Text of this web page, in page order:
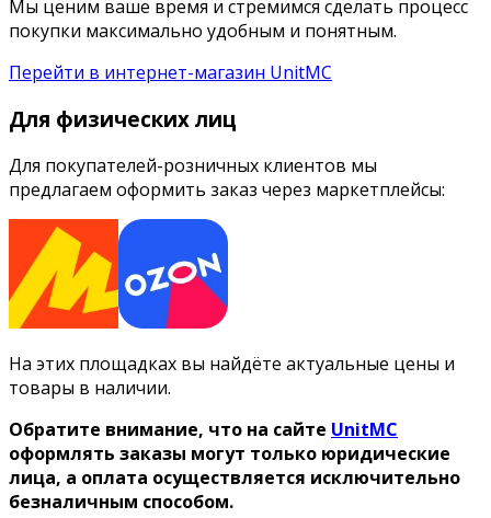
Мы ценим ваше время и стремимся сделать процесс
покупки максимально удобным и понятным.
Перейти в интернет-магазин UnitMC
Для физических лиц
Для покупателей-розничных клиентов мы
предлагаем оформить заказ через маркетплейсы:
На этих площадках вы найдёте актуальные цены и
товары в наличии.
Обратите внимание, что на сайте UnitMC
оформлять заказы могут только юридические
лица, а оплата осуществляется исключительно
безналичным способом.